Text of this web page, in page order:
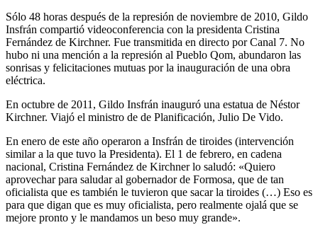
Sólo 48 horas después de la represión de noviembre de 2010, Gildo
Insfrán compartió videoconferencia con la presidenta Cristina
Fernández de Kirchner. Fue transmitida en directo por Canal 7. No
hubo ni una mención a la represión al Pueblo Qom, abundaron las
sonrisas y felicitaciones mutuas por la inauguración de una obra
eléctrica.
En octubre de 2011, Gildo Insfrán inauguró una estatua de Néstor
Kirchner. Viajó el ministro de de Planificación, Julio De Vido.
En enero de este año operaron a Insfrán de tiroides (intervención
similar a la que tuvo la Presidenta). El 1 de febrero, en cadena
nacional, Cristina Fernández de Kirchner lo saludó: «Quiero
aprovechar para saludar al gobernador de Formosa, que de tan
oficialista que es también le tuvieron que sacar la tiroides (…) Eso es
para que digan que es muy oficialista, pero realmente ojalá que se
mejore pronto y le mandamos un beso muy grande».